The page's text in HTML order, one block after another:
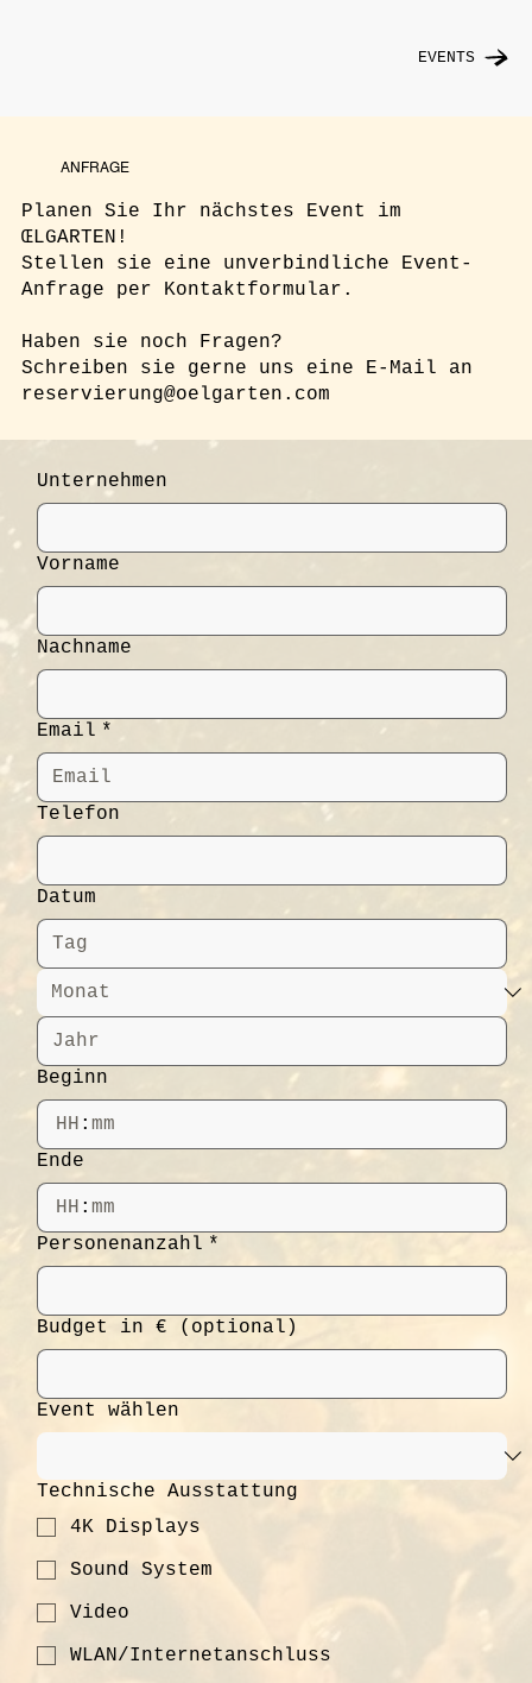
EVENTS
Unternehmen
Vorname
Nachname
Email *
Telefon
Datum
Beginn
:
Ende
:
Personenanzahl *
Budget in € (optional)
Event wählen
Technische Ausstattung
4K Displays
Sound System
Video
WLAN/Internetanschluss
ANFRAGE
Planen Sie Ihr nächstes Event im
ŒLGARTEN!
Stellen sie eine unverbindliche Event-
Anfrage per Kontaktformular.
Haben sie noch Fragen?
Schreiben sie gerne uns eine E-Mail an
reservierung@oelgarten.com